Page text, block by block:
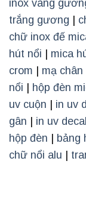
inox vàng
trắng gương |
chữ inox đế
hút nổi | mica
crom | mạ chân
nổi | hộp đèn
uv cuộn | in uv
gân | in uv decal
hộp đèn | bảng
chữ nổi alu |